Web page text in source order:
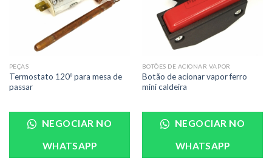
PEÇAS
Termostato 120º para mesa de
passar
NEGOCIAR NO
WHATSAPP
BOTÕES DE ACIONAR VAPOR
Botão de acionar vapor ferro
mini caldeira
NEGOCIAR NO
WHATSAPP